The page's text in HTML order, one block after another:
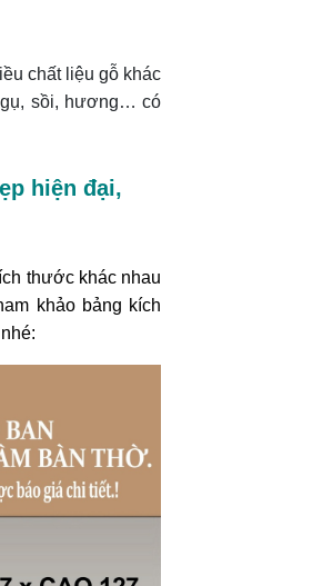
chất liệu gỗ khác
gụ, sồi, hương… có
hiện đại,
thước khác nhau
khảo bảng kích